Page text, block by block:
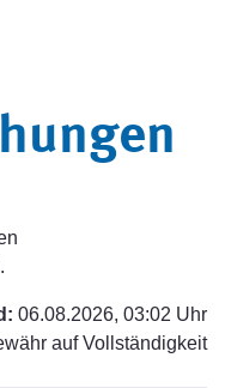
06.08.2026, 03:02 Uhr
auf Vollständigkeit